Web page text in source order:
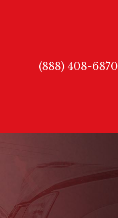
(888) 408-6870